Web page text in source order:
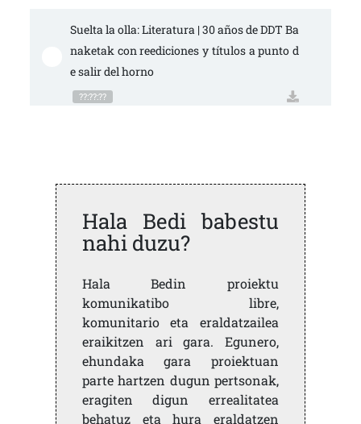
Suelta la olla: Literatura | 30 años de DDT Ba
naketak con reediciones y títulos a punto d
e salir del horno
??:??:??
Hala Bedi babestu
nahi duzu?
Hala Bedin proiektu
komunikatibo libre,
komunitario eta eraldatzailea
eraikitzen ari gara. Egunero,
ehundaka gara proiektuan
parte hartzen dugun pertsonak,
eragiten digun errealitatea
behatuz eta hura eraldatzen